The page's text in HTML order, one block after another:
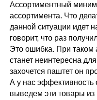
Ассортиментный
ассортимента. Что
данной ситуации идет
говорит, что раз
Это ошибка. При таком
станет неинтересна
захочется паштет он
А у нас
выведем эти товары